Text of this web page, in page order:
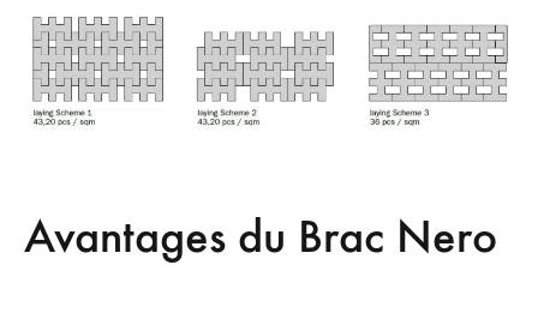
Avantages du Brac Nero